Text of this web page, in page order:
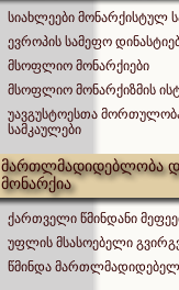
სიახლეები მონარქისტულ
ევროპის სამეფო
მსოფლიო მონარქიები
მსოფლიო მონარქიზმის
უავგუსტოესთა
სამკაულები
მართლმადიდებლობა
მონარქია
ქართველი წმინდანი
უფლის მსასოებელი
წმინდა